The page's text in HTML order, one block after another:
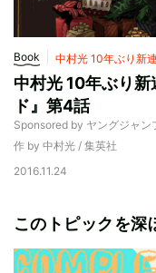
Book 中村光 10年ぶり新
中村光 10年ぶり
ド』第4話
Sponsored by ヤングジャン
作 by 中村光 / 集英社
2016.11.24
このトピックを深